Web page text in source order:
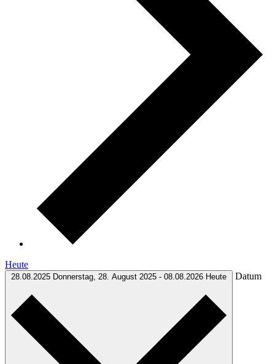
Heute
28.08.2025 Donnerstag, 28. August 2025 - 08.08.2026 Heute Datum